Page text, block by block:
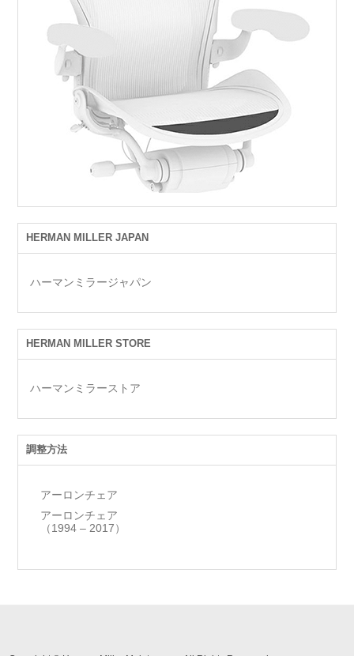
HERMAN MILLER JAPAN
ハーマンミラージャパン
HERMAN MILLER STORE
ハーマンミラーストア
調整方法
アーロンチェア
アーロンチェア
（1994 – 2017）